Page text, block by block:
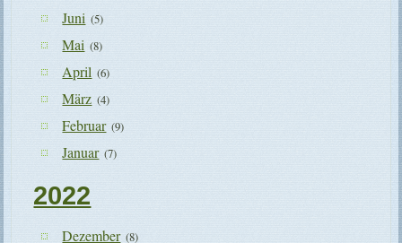
Juni (5)
Mai (8)
April (6)
März (4)
Februar (9)
Januar (7)
2022
Dezember (8)